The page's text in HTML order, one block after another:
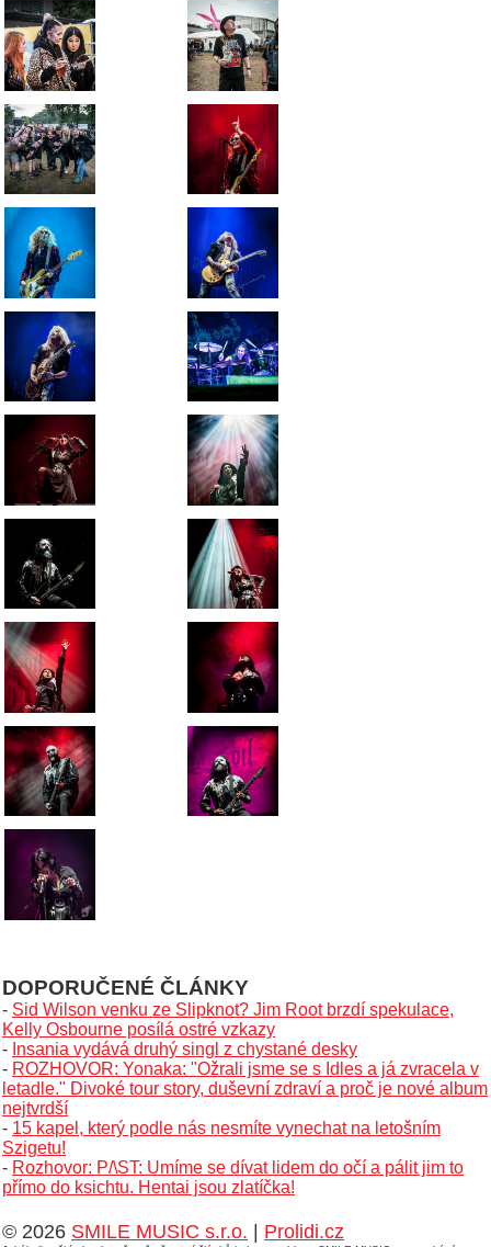
DOPORUČENÉ ČLÁNKY
- Sid Wilson venku ze Slipknot? Jim Root brzdí spekulace,
Kelly Osbourne posílá ostré vzkazy
- Insania vydává druhý singl z chystané desky
- ROZHOVOR: Yonaka: "Ožrali jsme se s Idles a já zvracela v
letadle." Divoké tour story, duševní zdraví a proč je nové album
nejtvrdší
- 15 kapel, který podle nás nesmíte vynechat na letošním
Szigetu!
- Rozhovor: P/\ST: Umíme se dívat lidem do očí a pálit jim to
přímo do ksichtu. Hentai jsou zlatíčka!
© 2026 SMILE MUSIC s.r.o. | Prolidi.cz